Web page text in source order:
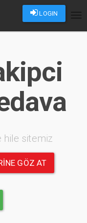
LOGIN
hile sitemiz
GÖZ AT